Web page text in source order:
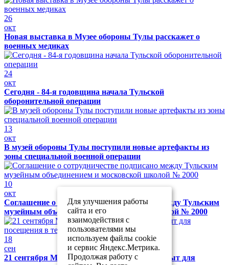
26
окт
Новая выставка в Музее обороны Тулы расскажет о
военных медиках
24
окт
Сегодня - 84-я годовщина начала Тульской
оборонительной операции
13
окт
В музей обороны Тулы поступили новые артефакты из
зоны специальной военной операции
10
окт
Соглашение о сотрудничестве подписано между Тульским
музейным объединением и московской школой № 2000
18
сен
21 сентября Музей обороны Тулы будет закрыт для
Для улучшения работы
сайта и его
взаимодействия с
пользователями мы
используем файлы cookie
и сервис Яндекс.Метрика.
Продолжая работу с